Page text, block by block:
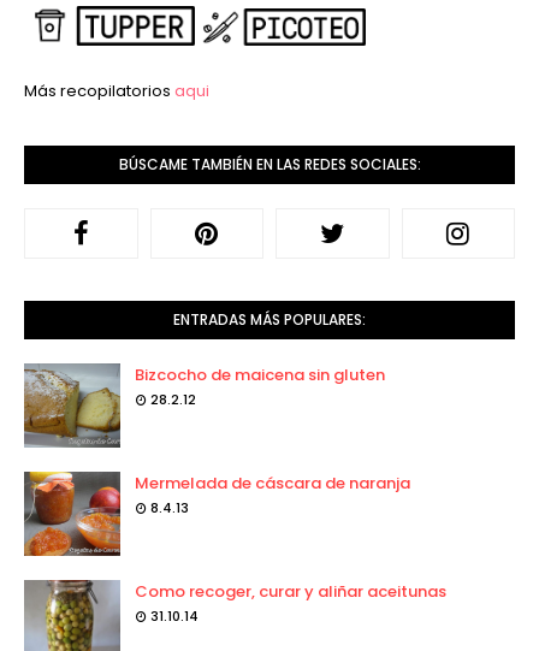
Más recopilatorios aqui
BÚSCAME TAMBIÉN EN LAS REDES SOCIALES:
ENTRADAS MÁS POPULARES:
Bizcocho de maicena sin gluten
28.2.12
Mermelada de cáscara de naranja
8.4.13
Como recoger, curar y aliñar aceitunas
31.10.14